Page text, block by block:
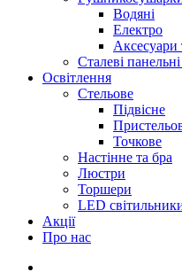
Водяні
Електро
Аксесуари
Сталеві
Освітлення
Стельове
Підвісне
Точкове
Настінне та бра
Люстри
Торшери
LED
Акції
Про нас